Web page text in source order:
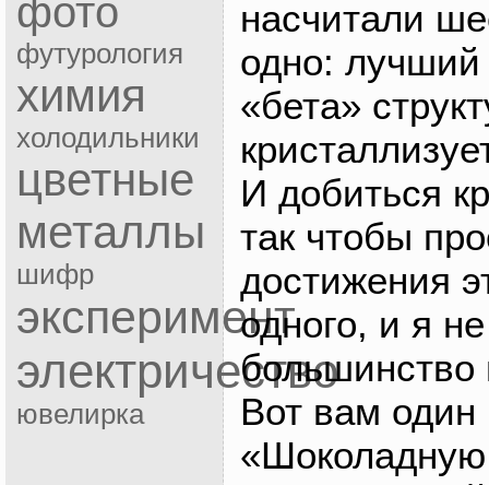
фото
футурология
химия
холодильники
цветные
металлы
шифр
эксперимент
электричество
ювелирка
насчитали
одно:
«бета»
И добиться
так чтобы
достижения
одного, и я
большинство
Вот вам один